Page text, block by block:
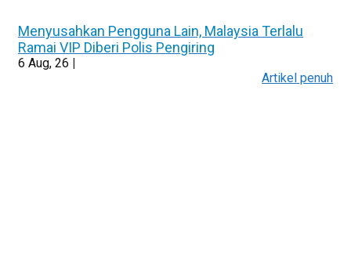
Menyusahkan Pengguna Lain, Malaysia Terlalu
Ramai VIP Diberi Polis Pengiring
6 Aug, 26 |
Artikel penuh